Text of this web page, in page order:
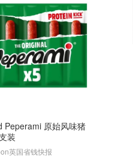
Peperami 原始风味猪
装
英国省钱快报